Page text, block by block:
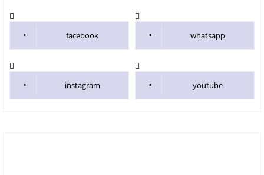
facebook whatsapp
instagram youtube